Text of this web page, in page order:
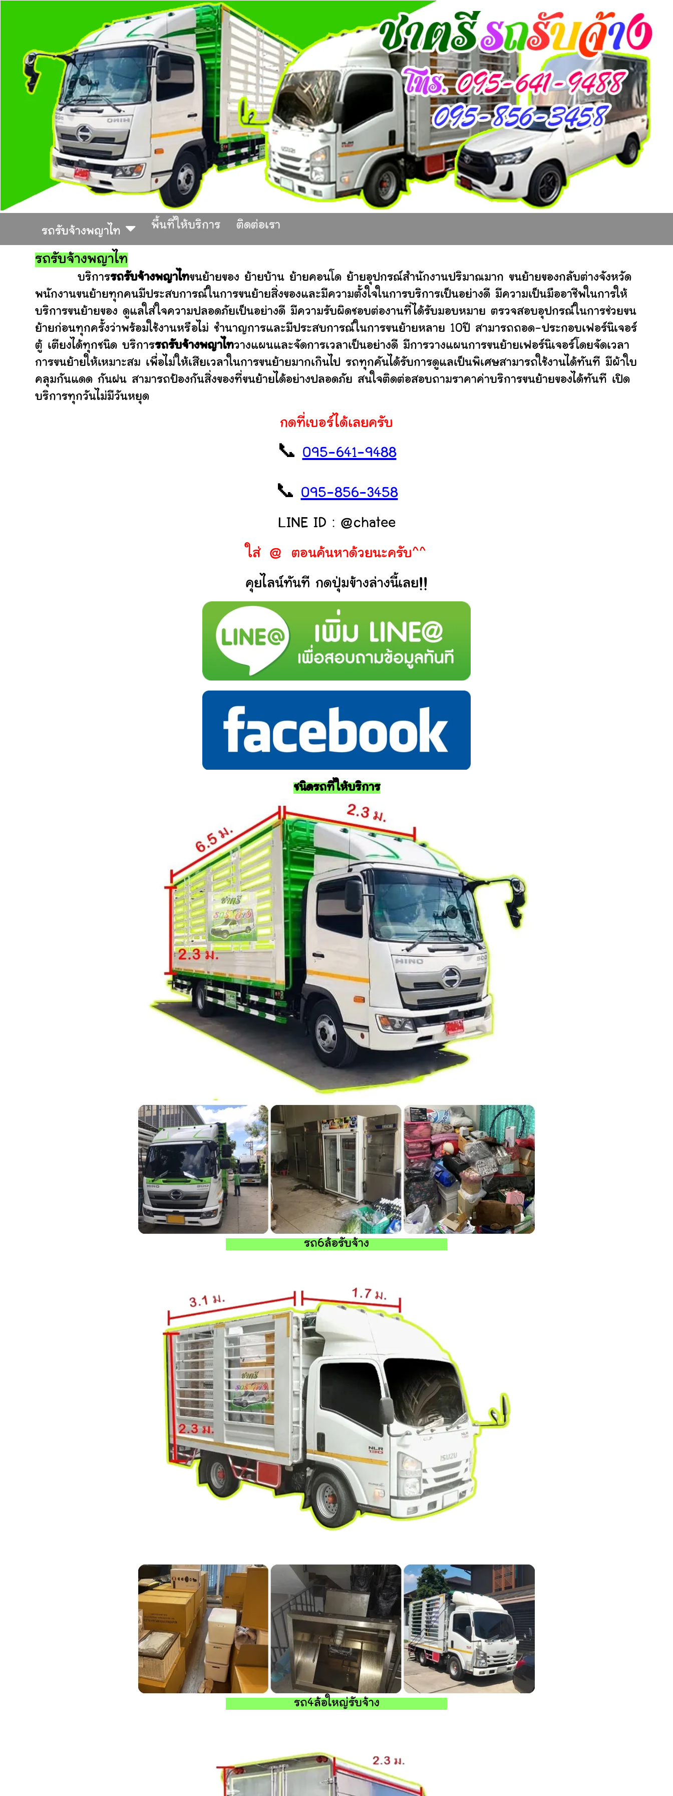
รถรับจ้างพญาไท
พื้นที่ให้บริการ ติดต่อเรา
รถรับจ้างพญาไท
บริการรถรับจ้างพญาไทขนย้ายของ ย้ายบ้าน ย้ายคอนโด ย้ายอุปกรณ์สำนักงานปริมาณมาก ขนย้ายของกลับต่างจังหวัด
พนักงานขนย้ายทุกคนมีประสบการณ์ในการขนย้ายสิ่งของและมีความตั้งใจในการบริการเป็นอย่างดี มีความเป็นมืออาชีพในการให้
บริการขนย้ายของ ดูแลใส่ใจความปลอดภัยเป็นอย่างดี มีความรับผิดชอบต่องานที่ได้รับมอบหมาย ตรวจสอบอุปกรณ์ในการช่วยขน
ย้ายก่อนทุกครั้งว่าพร้อมใช้งานหรือไม่ ชำนาญการและมีประสบการณ์ในการขนย้ายหลาย 10ปี สามารถถอด-ประกอบเฟอร์นิเจอร์
ตู้ เตียงได้ทุกชนิด บริการรถรับจ้างพญาไทวางแผนและจัดการเวลาเป็นอย่างดี มีการวางแผนการขนย้ายเฟอร์นิเจอร์โดยจัดเวลา
การขนย้ายให้เหมาะสม เพื่อไม่ให้เสียเวลาในการขนย้ายมากเกินไป รถทุกคันได้รับการดูแลเป็นพิเศษสามารถใช้งานได้ทันที มีผ้าใบ
คลุมกันแดด กันฝน สามารถป้องกันสิ่งของที่ขนย้ายได้อย่างปลอดภัย สนใจติดต่อสอบถามราคาค่าบริการขนย้ายของได้ทันที เปิด
บริการทุกวันไม่มีวันหยุด
กดที่เบอร์ได้เลยครับ
📞 095-641-9488
📞 095-856-3458
LINE ID : @chatee
ใส่ @ ตอนค้นหาด้วยนะครับ^^
คุยไลน์ทันที กดปุ่มข้างล่างนี้เลย!!
ชนิดรถที่ให้บริการ
รถ6ล้อรับจ้าง
รถ4ล้อใหญ่รับจ้าง